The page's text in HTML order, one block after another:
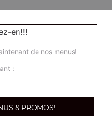
en!!!
de nos menus!
:
& PROMOS!